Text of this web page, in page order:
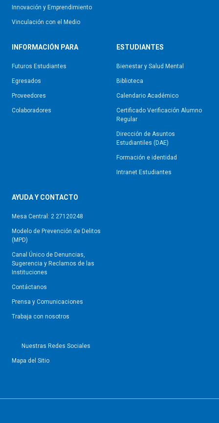
Innovación y Emprendimiento
Vinculación con el Medio
INFORMACIÓN PARA
Futuros Estudiantes
Egresados
Proveedores
Colaboradores
ESTUDIANTES
Bienestar y Salud Mental
Biblioteca
Calendario Académico
Certificado Verificación Alumno
Regular
Dirección de Asuntos
Estudiantiles (DAE)
Formación e identidad
Intranet Estudiantes
AYUDA Y CONTACTO
Mesa Central: 2 27120248
Modelo de Prevención de Delitos
(MPD)
Canal Único de Denuncias,
Sugerencia y Reclamos de las
Instituciones
Contáctanos
Prensa y Comunicaciones
Trabaja con nosotros
Nuestras Redes Sociales
Mapa del Sitio